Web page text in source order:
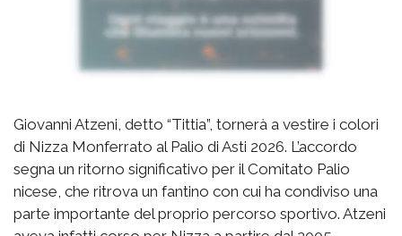
Giovanni Atzeni, detto “Tittia”, tornerà a vestire i colori
di Nizza Monferrato al Palio di Asti 2026. L’accordo
segna un ritorno significativo per il Comitato Palio
nicese, che ritrova un fantino con cui ha condiviso una
parte importante del proprio percorso sportivo. Atzeni